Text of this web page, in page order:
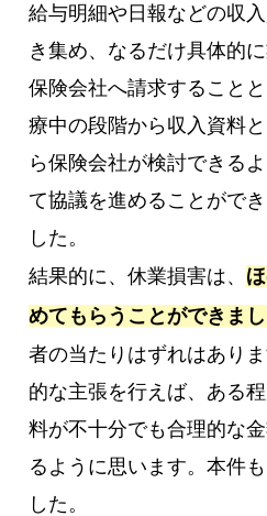
給与明細や日報などの収
き集め、なるだけ具体的
保険会社へ請求すること
療中の段階から収入資料
ら保険会社が検討できる
て協議を進めることがで
した。
結果的に、休業損害は、
めてもらうことができま
者の当たりはずれはあり
的な主張を行えば、ある
料が不十分でも合理的な
るように思います。本件
した。